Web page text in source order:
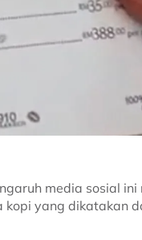
media sosial ini
kopi yang dikatakan